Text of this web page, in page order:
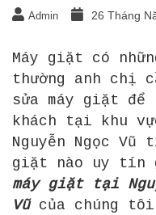
Admin 26 Tháng
Máy giặt có
thường anh chị
sửa máy giặt
khách tại khu
Nguyễn Ngọc
giặt nào uy tín
máy giặt tại
Vũ của chúng